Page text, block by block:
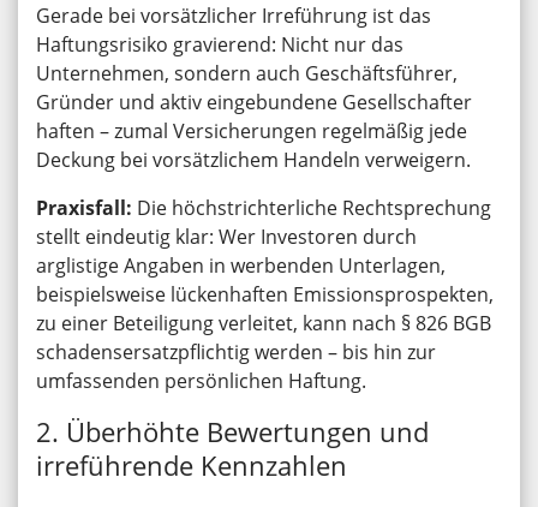
Gerade bei vorsätzlicher Irreführung ist das
Haftungsrisiko gravierend: Nicht nur das
Unternehmen, sondern auch Geschäftsführer,
Gründer und aktiv eingebundene Gesellschafter
haften – zumal Versicherungen regelmäßig jede
Deckung bei vorsätzlichem Handeln verweigern.
Praxisfall: Die höchstrichterliche Rechtsprechung
stellt eindeutig klar: Wer Investoren durch
arglistige Angaben in werbenden Unterlagen,
beispielsweise lückenhaften Emissionsprospekten,
zu einer Beteiligung verleitet, kann nach § 826 BGB
schadensersatzpflichtig werden – bis hin zur
umfassenden persönlichen Haftung.
2. Überhöhte Bewertungen und
irreführende Kennzahlen